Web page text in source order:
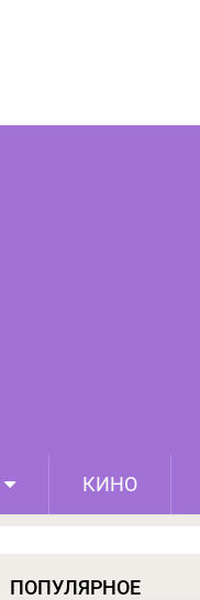
КИНО
ПОПУЛЯРНОЕ